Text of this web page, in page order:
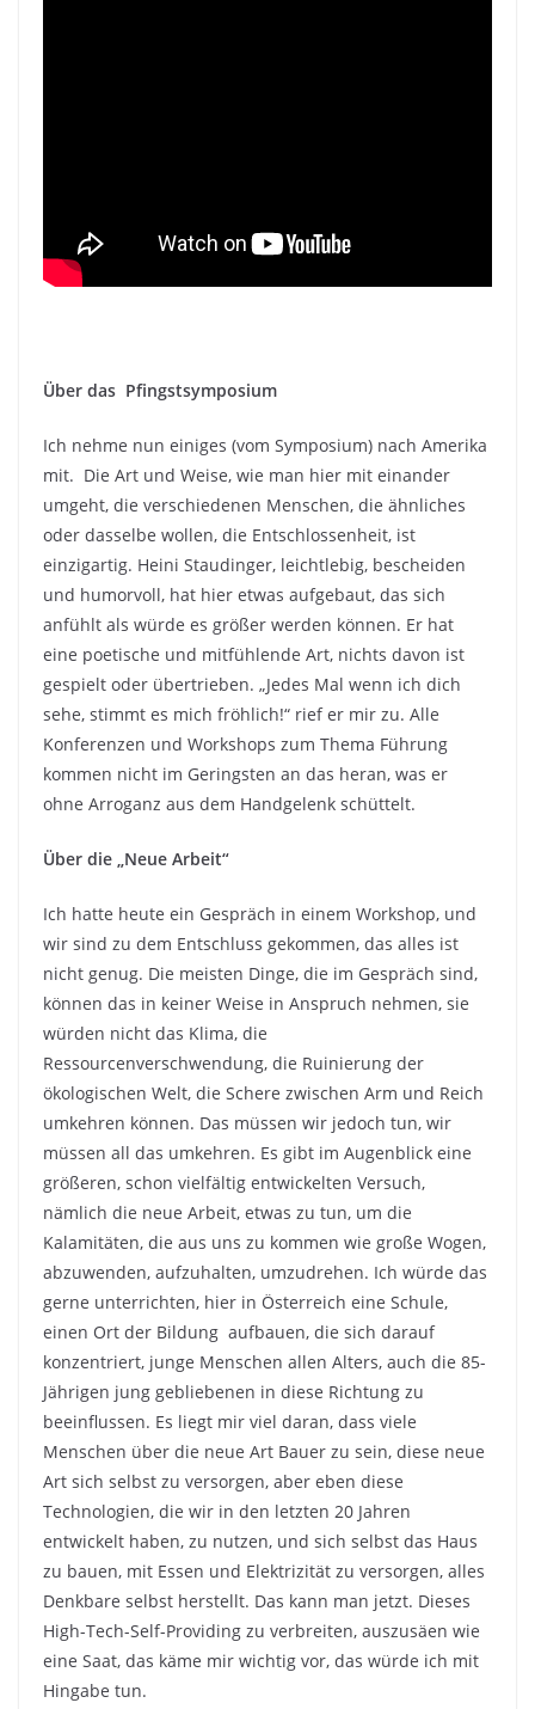
Über das Pfingstsymposium
Ich nehme nun einiges (vom Symposium) nach Amerika
mit. Die Art und Weise, wie man hier mit einander
umgeht, die verschiedenen Menschen, die ähnliches
oder dasselbe wollen, die Entschlossenheit, ist
einzigartig. Heini Staudinger, leichtlebig, bescheiden
und humorvoll, hat hier etwas aufgebaut, das sich
anfühlt als würde es größer werden können. Er hat
eine poetische und mitfühlende Art, nichts davon ist
gespielt oder übertrieben. „Jedes Mal wenn ich dich
sehe, stimmt es mich fröhlich!“ rief er mir zu. Alle
Konferenzen und Workshops zum Thema Führung
kommen nicht im Geringsten an das heran, was er
ohne Arroganz aus dem Handgelenk schüttelt.
Über die „Neue Arbeit“
Ich hatte heute ein Gespräch in einem Workshop, und
wir sind zu dem Entschluss gekommen, das alles ist
nicht genug. Die meisten Dinge, die im Gespräch sind,
können das in keiner Weise in Anspruch nehmen, sie
würden nicht das Klima, die
Ressourcenverschwendung, die Ruinierung der
ökologischen Welt, die Schere zwischen Arm und Reich
umkehren können. Das müssen wir jedoch tun, wir
müssen all das umkehren. Es gibt im Augenblick eine
größeren, schon vielfältig entwickelten Versuch,
nämlich die neue Arbeit, etwas zu tun, um die
Kalamitäten, die aus uns zu kommen wie große Wogen,
abzuwenden, aufzuhalten, umzudrehen. Ich würde das
gerne unterrichten, hier in Österreich eine Schule,
einen Ort der Bildung aufbauen, die sich darauf
konzentriert, junge Menschen allen Alters, auch die 85-
Jährigen jung gebliebenen in diese Richtung zu
beeinflussen. Es liegt mir viel daran, dass viele
Menschen über die neue Art Bauer zu sein, diese neue
Art sich selbst zu versorgen, aber eben diese
Technologien, die wir in den letzten 20 Jahren
entwickelt haben, zu nutzen, und sich selbst das Haus
zu bauen, mit Essen und Elektrizität zu versorgen, alles
Denkbare selbst herstellt. Das kann man jetzt. Dieses
High-Tech-Self-Providing zu verbreiten, auszusäen wie
eine Saat, das käme mir wichtig vor, das würde ich mit
Hingabe tun.